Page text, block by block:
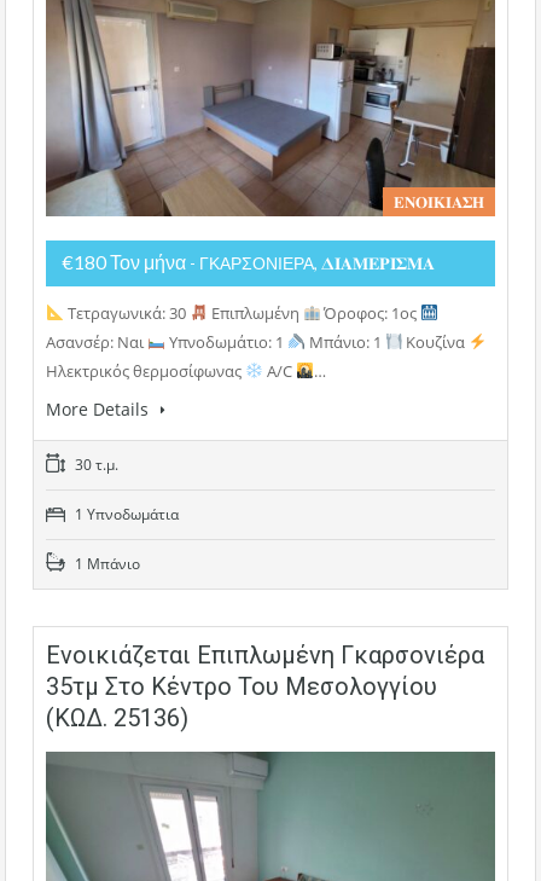
𝚬𝚴𝚶𝚰𝚱𝚰𝚨𝚺𝚮
€180 Τον μήνα - ΓΚΑΡΣΟΝΙΕΡΑ, 𝚫𝚰𝚨𝚳𝚬𝚸𝚰𝚺𝚳𝚨
Τετραγωνικά: 30 Επιπλωμένη
Όροφος: 1ος
Ασανσέρ: Ναι
Υπνοδωμάτιο: 1 Μπάνιο: 1
Κουζίνα
Ηλεκτρικός θερμοσίφωνας
A/C …
More Details
30 τ.μ.
1 Υπνοδωμάτια
1 Μπάνιο
Ενοικιάζεται Επιπλωμένη Γκαρσονιέρα
35τμ Στο Κέντρο Του Μεσολογγίου
(ΚΩΔ. 25136)